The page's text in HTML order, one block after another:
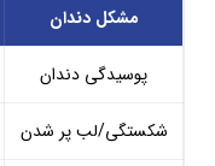
مشکل دندان
پوسیدگی دندان
شکستگی/لب پر شدن